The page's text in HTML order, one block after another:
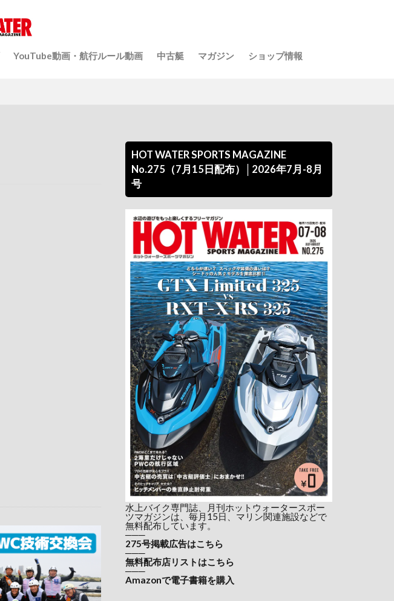
YouTube動画・航行ルール動画 中古艇 マガジン ショップ情報
HOT WATER SPORTS MAGAZINE
No.275（7月15日配布）│2026年7月-8月
号
水上バイク専門誌、月刊ホットウォータースポー
ツマガジンは、毎月15日、マリン関連施設などで
無料配布しています。
───
275号掲載広告はこちら
───
無料配布店リストはこちら
───
Amazonで電子書籍を購入